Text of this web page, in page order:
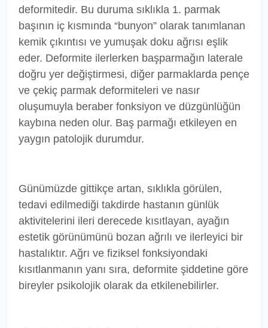
deformitedir. Bu duruma sıklıkla 1. parmak
başının iç kısmında “bunyon” olarak tanımlanan
kemik çıkıntısı ve yumuşak doku ağrısı eşlik
eder. Deformite ilerlerken başparmağın laterale
doğru yer değiştirmesi, diğer parmaklarda pençe
ve çekiç parmak deformiteleri ve nasır
oluşumuyla beraber fonksiyon ve düzgünlüğün
kaybına neden olur. Baş parmağı etkileyen en
yaygın patolojik durumdur.
Günümüzde gittikçe artan, sıklıkla görülen,
tedavi edilmediği takdirde hastanın günlük
aktivitelerini ileri derecede kısıtlayan, ayağın
estetik görünümünü bozan ağrılı ve ilerleyici bir
hastalıktır. Ağrı ve fiziksel fonksiyondaki
kısıtlanmanın yanı sıra, deformite şiddetine göre
bireyler psikolojik olarak da etkilenebilirler.